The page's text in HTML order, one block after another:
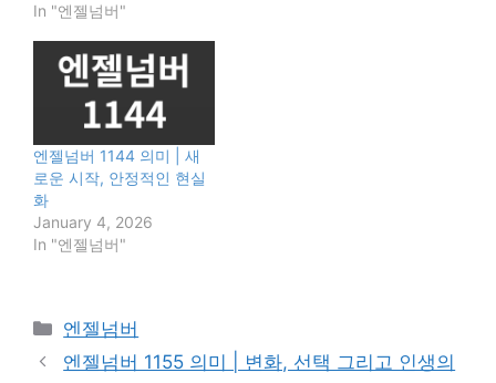
In "엔젤넘버"
엔젤넘버 1144 의미 | 새
로운 시작, 안정적인 현실
화
January 4, 2026
In "엔젤넘버"
Categories
엔젤넘버
엔젤넘버 1155 의미 | 변화, 선택 그리고 인생의